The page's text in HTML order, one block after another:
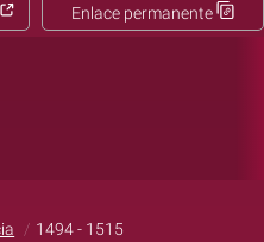
Enlace permanente
1494 - 1515